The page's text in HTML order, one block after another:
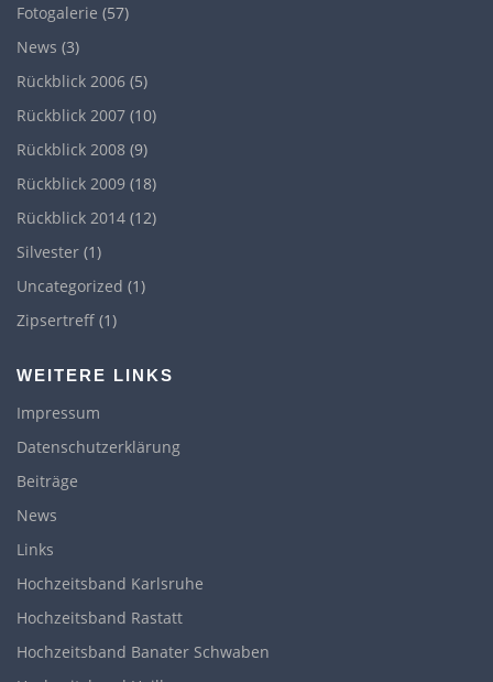
Fotogalerie (57)
News (3)
Rückblick 2006 (5)
Rückblick 2007 (10)
Rückblick 2008 (9)
Rückblick 2009 (18)
Rückblick 2014 (12)
Silvester (1)
Uncategorized (1)
Zipsertreff (1)
WEITERE LINKS
Impressum
Datenschutzerklärung
Beiträge
News
Links
Hochzeitsband Karlsruhe
Hochzeitsband Rastatt
Hochzeitsband Banater Schwaben